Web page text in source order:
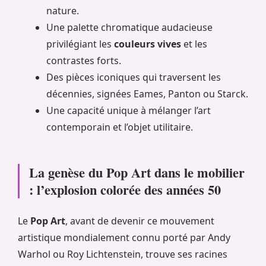
nature.
Une palette chromatique audacieuse
privilégiant les couleurs vives et les
contrastes forts.
Des pièces iconiques qui traversent les
décennies, signées Eames, Panton ou Starck.
Une capacité unique à mélanger l’art
contemporain et l’objet utilitaire.
La genèse du Pop Art dans le mobilier
: l’explosion colorée des années 50
Le Pop Art, avant de devenir ce mouvement
artistique mondialement connu porté par Andy
Warhol ou Roy Lichtenstein, trouve ses racines